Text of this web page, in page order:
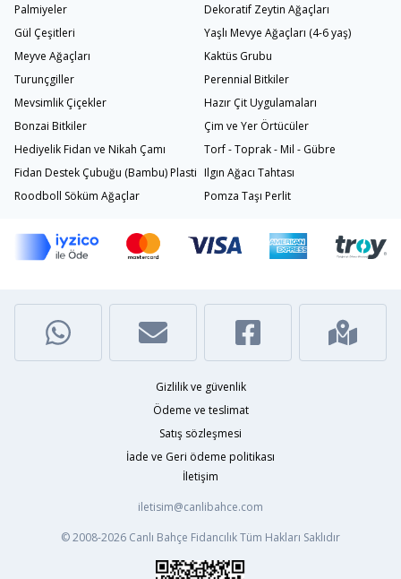
Palmiyeler
Dekoratif Zeytin Ağaçları
Gül Çeşitleri
Yaşlı Mevye Ağaçları (4-6 yaş)
Meyve Ağaçları
Kaktüs Grubu
Turunçgiller
Perennial Bitkiler
Mevsimlik Çiçekler
Hazır Çit Uygulamaları
Bonzai Bitkiler
Çim ve Yer Örtücüler
Hediyelik Fidan ve Nikah Çamı
Torf - Toprak - Mil - Gübre
Fidan Destek Çubuğu (Bambu) Plastik Bağlama İpi
Ilgın Ağacı Tahtası
Roodboll Söküm Ağaçlar
Pomza Taşı Perlit
Gizlilik ve güvenlik
Ödeme ve teslimat
Satış sözleşmesi
İade ve Geri ödeme politikası
İletişim
iletisim@canlibahce.com
© 2008-2026 Canlı Bahçe FidancılıkTüm Hakları Saklıdır